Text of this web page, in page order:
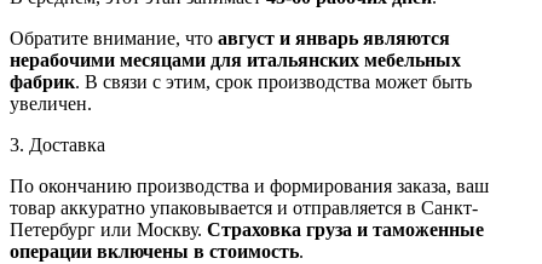
Обратите внимание, что август и январь являются
нерабочими месяцами для итальянских мебельных
фабрик. В связи с этим, срок производства может быть
увеличен.
3. Доставка
По окончанию производства и формирования заказа, ваш
товар аккуратно упаковывается и отправляется в Санкт-
Петербург или Москву. Страховка груза и таможенные
операции включены в стоимость.